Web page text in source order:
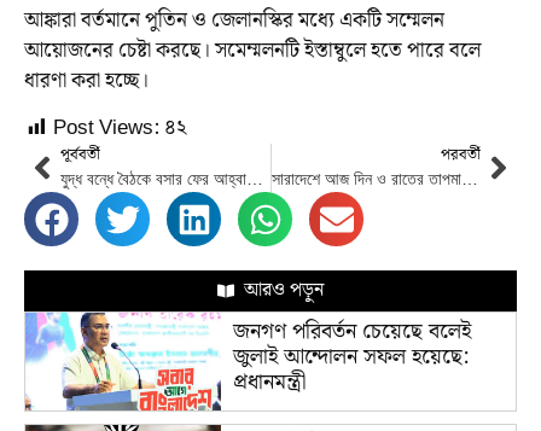
আঙ্কারা বর্তমানে পুতিন ও জেলানস্কির মধ্যে একটি সম্মেলন
আয়োজনের চেষ্টা করছে। সমেম্মলনটি ইস্তাম্বুলে হতে পারে বলে
ধারণা করা হচ্ছে।
Post Views: ৪২
পূর্ববর্তী
যুদ্ধ বন্ধে বৈঠকে বসার ফের আহ্বান জেলেনস্কির
পরবর্তী
সারাদেশে আজ দিন ও রাতের তাপমাত্রা বাড়তে পারে
আরও পড়ুন
জনগণ পরিবর্তন চেয়েছে বলেই
জুলাই আন্দোলন সফল হয়েছে:
প্রধানমন্ত্রী